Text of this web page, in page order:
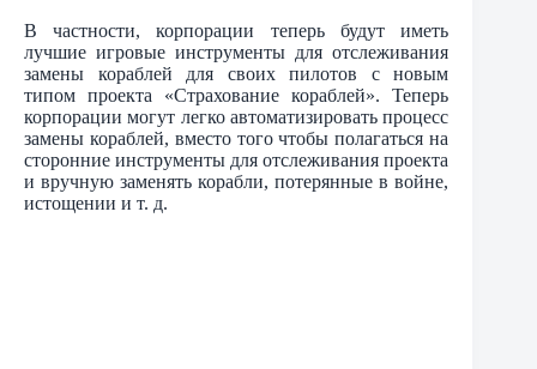
В частности, корпорации теперь будут иметь
лучшие игровые инструменты для отслеживания
замены кораблей для своих пилотов с новым
типом проекта «Страхование кораблей». Теперь
корпорации могут легко автоматизировать процесс
замены кораблей, вместо того чтобы полагаться на
сторонние инструменты для отслеживания проекта
и вручную заменять корабли, потерянные в войне,
истощении и т. д.